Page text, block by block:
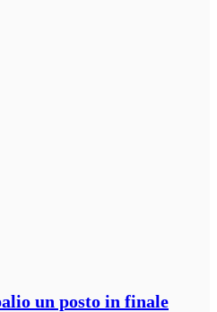
un posto in finale